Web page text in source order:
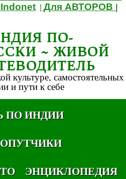
|Для АВТОРОВ
ПО-
~ ЖИВОЙ
культуре, самостоятельных
и пути к себе
ПО ИНДИИ
ЭНЦИКЛОПЕДИЯ